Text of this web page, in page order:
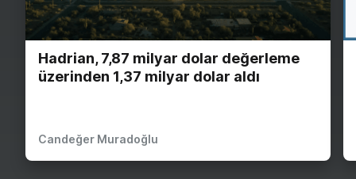
Hadrian, 7,87 milyar dolar değerleme
üzerinden 1,37 milyar dolar aldı
Candeğer Muradoğlu